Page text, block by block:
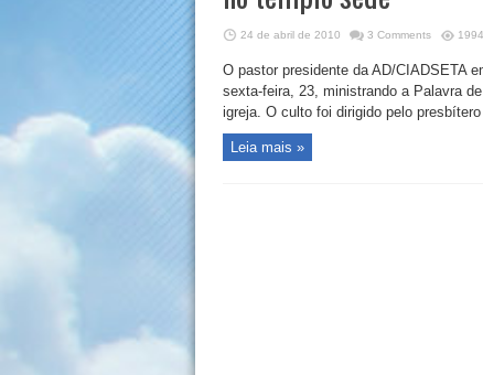
24 de abril de 2010 3 Comments
O pastor presidente da AD/CIADSETA
sexta-feira, 23, ministrando a Palavra
igreja. O culto foi dirigido pelo presbítero
Leia mais »